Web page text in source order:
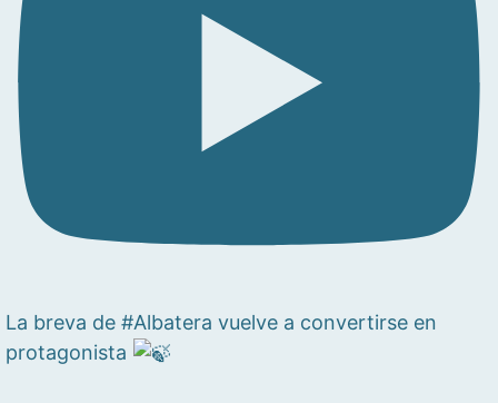
La breva de #Albatera vuelve a convertirse en
protagonista